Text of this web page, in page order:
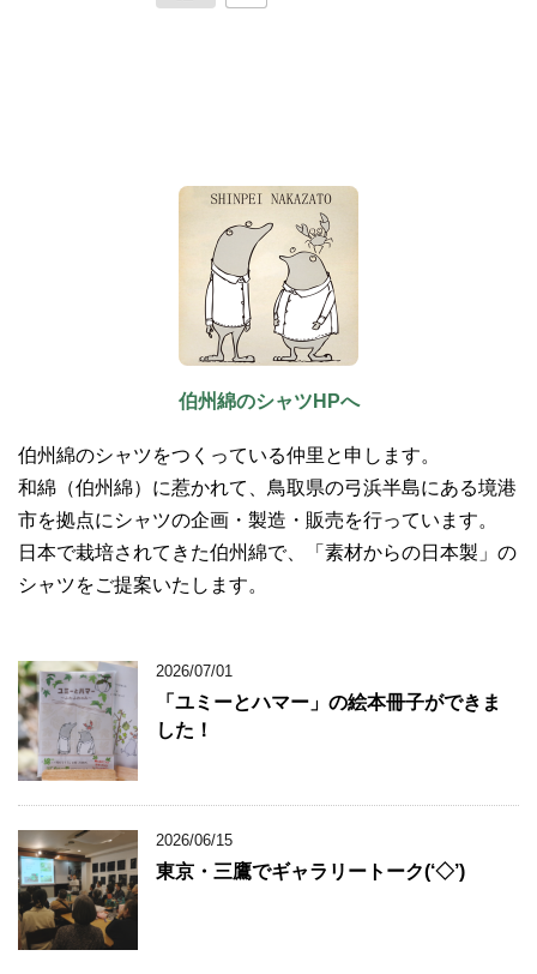
伯州綿のシャツHPへ
伯州綿のシャツをつくっている仲里と申します。
和綿（伯州綿）に惹かれて、鳥取県の弓浜半島にある境港
市を拠点にシャツの企画・製造・販売を行っています。
日本で栽培されてきた伯州綿で、「素材からの日本製」の
シャツをご提案いたします。
2026/07/01
「ユミーとハマー」の絵本冊子ができま
した！
2026/06/15
東京・三鷹でギャラリートーク(‘◇’)ゞ